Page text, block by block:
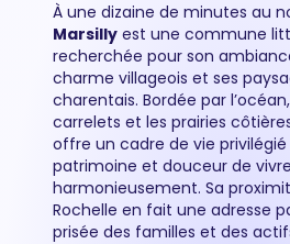
À une dizaine de minutes au
Marsilly est une commune
recherchée pour son
charme villageois et ses
charentais. Bordée par
carrelets et les prairies
offre un cadre de vie
patrimoine et douceur de
harmonieusement. Sa
Rochelle en fait une adresse
prisée des familles et des